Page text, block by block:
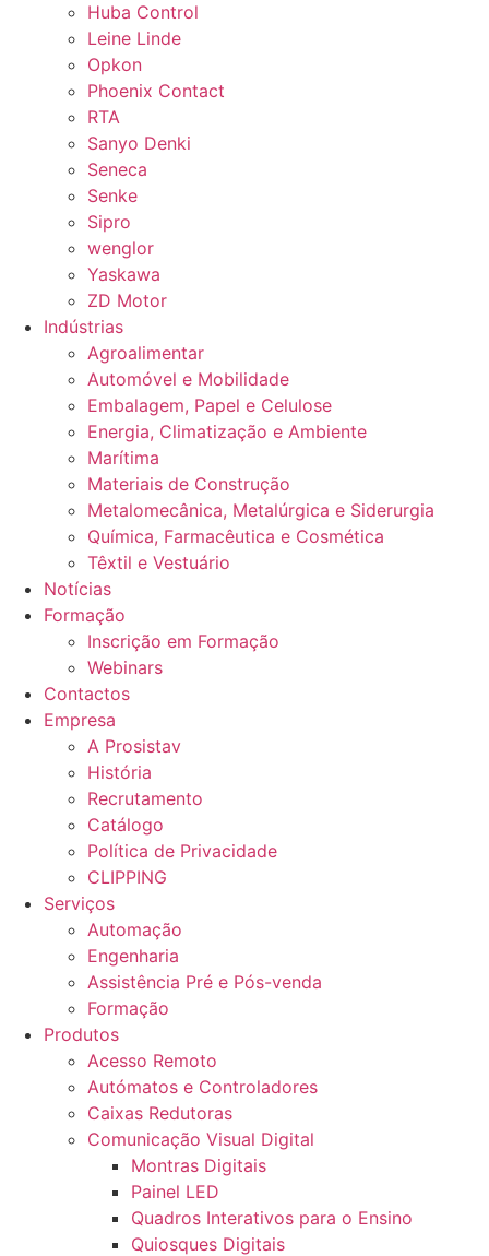
Huba Control
Leine Linde
Opkon
Phoenix Contact
RTA
Sanyo Denki
Seneca
Senke
Sipro
wenglor
Yaskawa
ZD Motor
Indústrias
Agroalimentar
Automóvel e Mobilidade
Embalagem, Papel e Celulose
Energia, Climatização e Ambiente
Marítima
Materiais de Construção
Metalomecânica, Metalúrgica e Siderurgia
Química, Farmacêutica e Cosmética
Têxtil e Vestuário
Notícias
Formação
Inscrição em Formação
Webinars
Contactos
Empresa
A Prosistav
História
Recrutamento
Catálogo
Política de Privacidade
CLIPPING
Serviços
Automação
Engenharia
Assistência Pré e Pós-venda
Formação
Produtos
Acesso Remoto
Autómatos e Controladores
Caixas Redutoras
Comunicação Visual Digital
Montras Digitais
Painel LED
Quadros Interativos para o Ensino
Quiosques Digitais